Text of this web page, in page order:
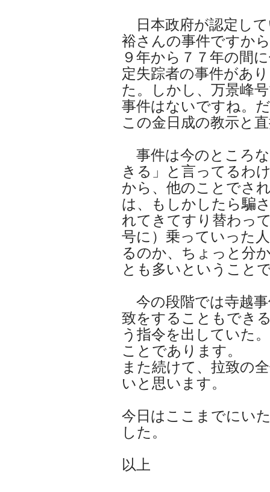
日本政府が認定し
裕さんの事件ですか
９年から７７年の間
定失踪者の事件があ
た。しかし、万景峰
事件はないですね。
この金日成の教示と
事件は今のところ
きる」と言ってるわ
から、他のことでさ
は、もしかしたら騙
れてきてすり替わっ
号に）乗っていった
るのか、ちょっと分
とも多いということ
今の段階では寺越
致をすることもでき
う指令を出していた
ことであります。
また続けて、拉致の
いと思います。
今日はここまでにい
した。
以上